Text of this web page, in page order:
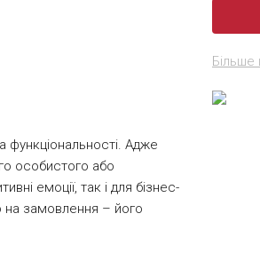
Більше
функціональності. Адже
особистого або
емоції, так і для бізнес-
на замовлення – його